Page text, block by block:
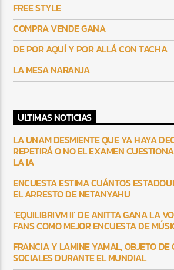
FREE STYLE
COMPRA VENDE GANA
DE POR AQUÍ Y POR ALLÁ CON TACHA
LA MESA NARANJA
ULTIMAS NOTICIAS
LA UNAM DESMIENTE QUE YA HAYA
REPETIRÁ O NO EL EXAMEN
LA IA
ENCUESTA ESTIMA CUÁNTOS
EL ARRESTO DE NETANYAHU
‘EQUILIBRIVM II’ DE ANITTA GANA LA
FANS COMO MEJOR ENCUESTA DE
FRANCIA Y LAMINE YAMAL, OBJETO DE
SOCIALES DURANTE EL MUNDIAL